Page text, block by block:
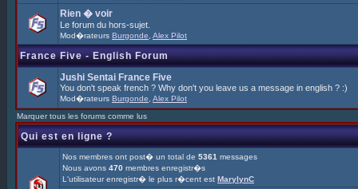
Rien � voir
Le forum du hors-sujet.
Mod�rateurs Burgonde Alex Pilot
France Five - English Forum
Jushi Sentai France Five
You don't speak french ? Why don't you leave us a message in english ? :)
Mod�rateurs Burgonde Alex Pilot
Marquer tous les forums comme lus
Qui est en ligne ?
Nos membres ont post� un total de 5361 messages
Nous avons 470 membres enregistr�s
L'utilisateur enregistr� le plus r�cent est MarylynC